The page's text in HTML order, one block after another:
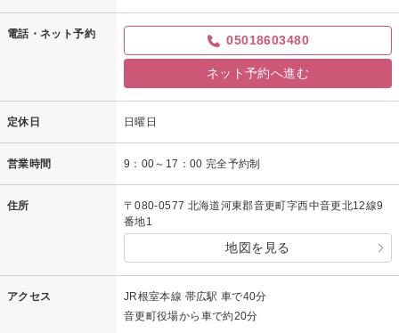
電話・ネット予約 05018603480
ネット予約へ進む
定休日 日曜日
営業時間 9：00～17：00 完全予約制
住所
〒080-0577 北海道河東郡音更町字西中音更北12線9
番地1
地図を見る
アクセス
JR根室本線 帯広駅 車で40分
音更町役場から車で約20分